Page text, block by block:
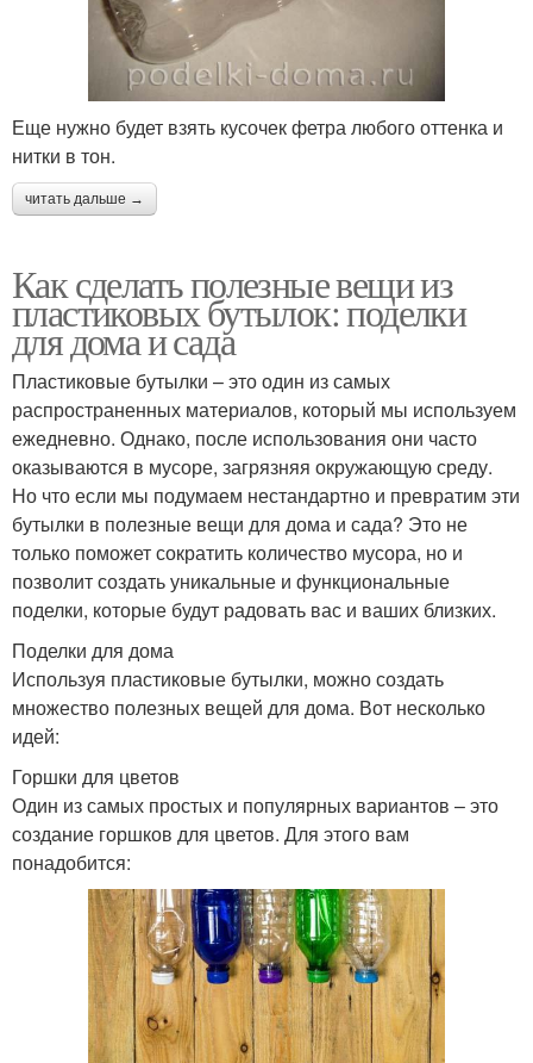
Еще нужно будет взять кусочек фетра любого оттенка и
нитки в тон.
читать дальше →
Как сделать полезные вещи из
пластиковых бутылок: поделки
для дома и сада
Пластиковые бутылки – это один из самых
распространенных материалов, который мы используем
ежедневно. Однако, после использования они часто
оказываются в мусоре, загрязняя окружающую среду.
Но что если мы подумаем нестандартно и превратим эти
бутылки в полезные вещи для дома и сада? Это не
только поможет сократить количество мусора, но и
позволит создать уникальные и функциональные
поделки, которые будут радовать вас и ваших близких.
Поделки для дома
Используя пластиковые бутылки, можно создать
множество полезных вещей для дома. Вот несколько
идей:
Горшки для цветов
Один из самых простых и популярных вариантов – это
создание горшков для цветов. Для этого вам
понадобится: